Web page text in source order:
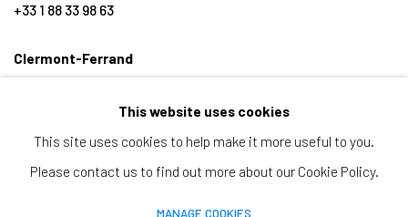
+33 1 88 33 98 63
Clermont-Ferrand
This website uses cookies
This site uses cookies to help make it more useful to you.
Please contact us to find out more about our Cookie Policy.
MANAGE COOKIES